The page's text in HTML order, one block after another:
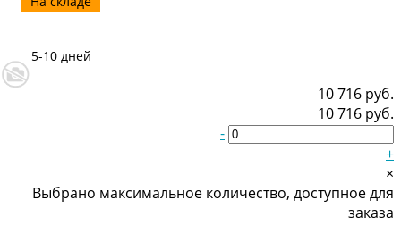
10 716 руб.
10 716 руб.
-
+
×
Выбрано максимальное количество, доступное для
заказа
5-10 дней